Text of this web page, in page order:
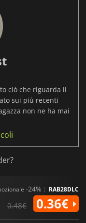
ciò che riguarda il
sui più recenti
non ne ha mai
-24% : RAB28DLC
0.48€ 0.36€